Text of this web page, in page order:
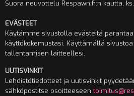
Suora neuvottelu Respawn.fi:n kautta,
EVÄSTEET
Käytämme sivustolla evästeitä
käyttökokemustasi. Käyttämällä
tallentamisen laitteellesi.
UUTISVINKIT
Lehdistötiedotteet ja uutisvinkit
sähköpostitse osoitteeseen